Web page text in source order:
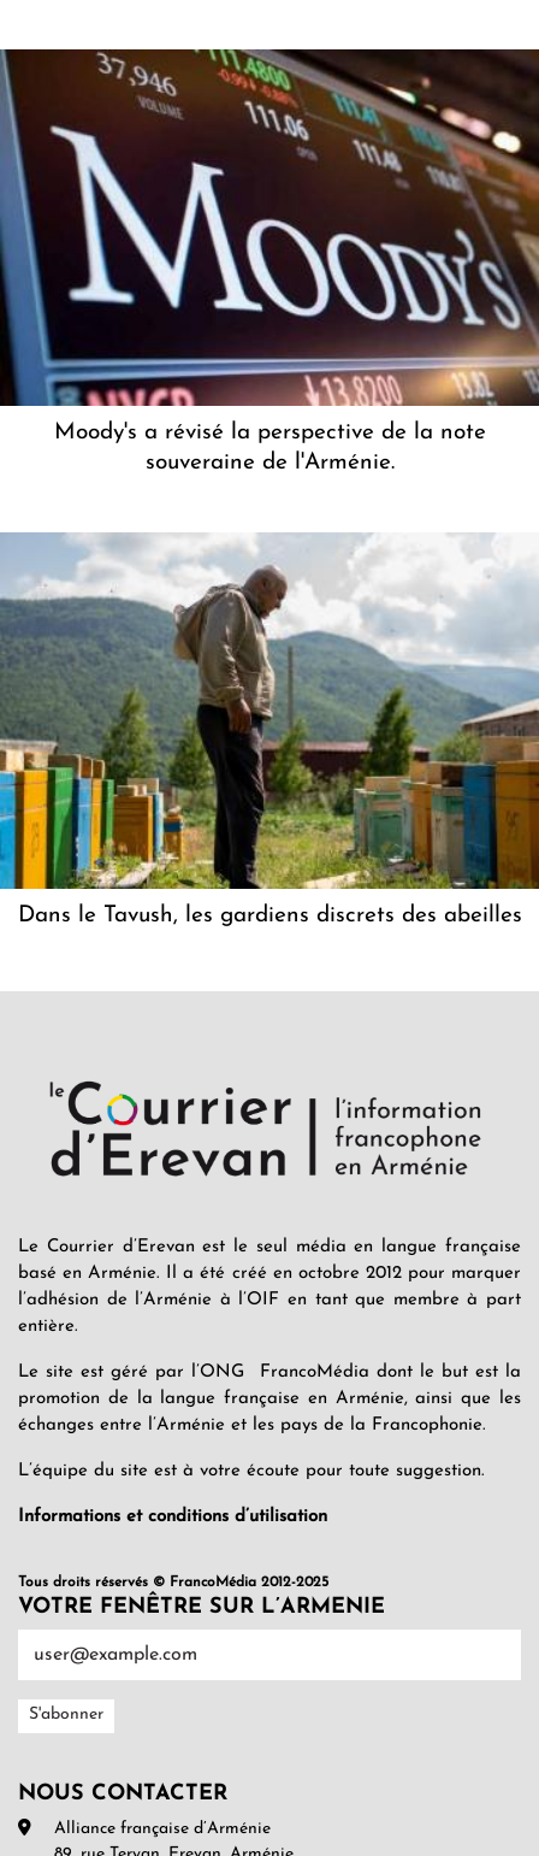
Moody's a révisé la perspective de la note
souveraine de l'Arménie.
Dans le Tavush, les gardiens discrets des abeilles
Le Courrier d’Erevan est le seul média en langue française
basé en Arménie. Il a été créé en octobre 2012 pour marquer
l’adhésion de l’Arménie à l’OIF en tant que membre à part
entière.
Le site est géré par l’ONG FrancoMédia dont le but est la
promotion de la langue française en Arménie, ainsi que les
échanges entre l’Arménie et les pays de la Francophonie.
L’équipe du site est à votre écoute pour toute suggestion.
Informations et conditions d’utilisation
Tous droits réservés © FrancoMédia 2012-2025
VOTRE FENÊTRE SUR L’ARMENIE
NOUS CONTACTER
Alliance française d’Arménie